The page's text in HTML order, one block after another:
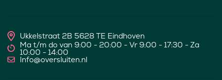
Ukkelstraat 2B 5628 TE Eindhoven
Ma t/m do van 9:00 - 20:00 - Vr 9:00 - 17:30 - Za
10:00 - 14:00
Info@oversluiten.nl